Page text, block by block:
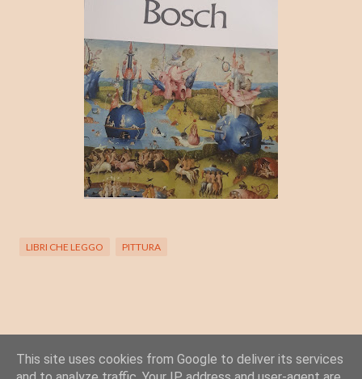
LIBRI CHE LEGGO PITTURA
Posta un commento
This site uses cookies from Google to deliver its services